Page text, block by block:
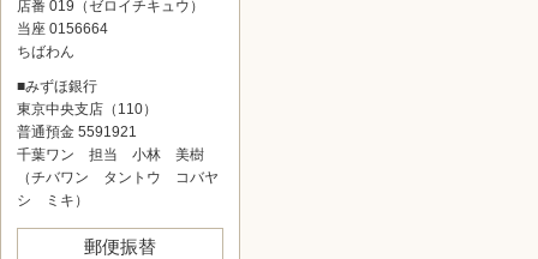
店番 019（ゼロイチキュウ）
当座 0156664
ちばわん
■みずほ銀行
東京中央支店（110）
普通預金 5591921
千葉ワン 担当 小林 美樹
（チバワン タントウ コバヤ
シ ミキ）
郵便振替